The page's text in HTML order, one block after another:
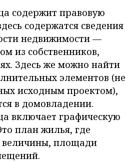
содержит правовую
содержатся сведения
недвижимости —
из собственников,
Здесь же можно найти
элементов (не
исходным проектом),
в домовладении.
включает графическую
план жилья, где
величины, площади